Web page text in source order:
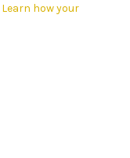
Learn how your